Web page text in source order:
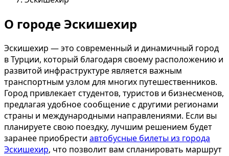
О городе Эскишехир
Эскишехир — это современный и динамичный город
в Турции, который благодаря своему расположению и
развитой инфраструктуре является важным
транспортным узлом для многих путешественников.
Город привлекает студентов, туристов и бизнесменов,
предлагая удобное сообщение с другими регионами
страны и международными направлениями. Если вы
планируете свою поездку, лучшим решением будет
заранее приобрести автобусные билеты из города
Эскишехир, что позволит вам спланировать маршрут